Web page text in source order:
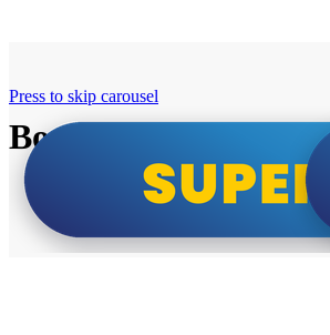
Bosch super cene
Press to skip carousel